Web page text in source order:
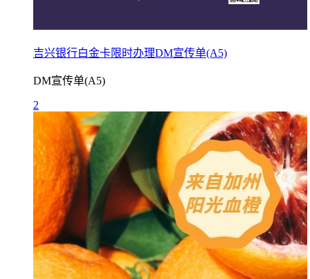
吉兴银行白金卡限时办理DM宣传单(A5)
DM宣传单(A5)
2